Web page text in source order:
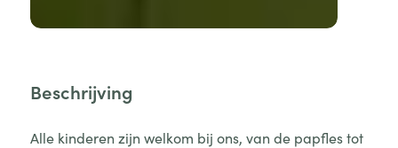
Beschrijving
Alle kinderen zijn welkom bij ons, van de papfles tot